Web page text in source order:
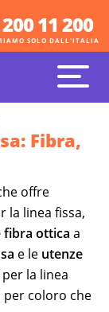
SOLO DALL'ITALIA
11 200
Fibra,
offre
la linea fissa,
fibra ottica a
e le utenze
la linea
coloro che
SOLO DALL'ITALIA
11 200